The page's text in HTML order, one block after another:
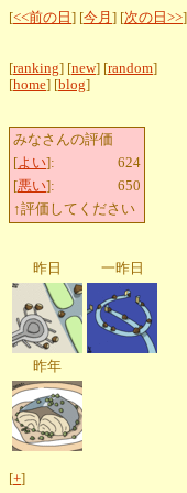
[<<前の日 ] [今月 ] [次の日>>]
[ranking] [new] [random]
[home] [blog]
みなさんの評価
[よい]:
624
[悪い]:
650
↑評価してください
昨日 一昨日
昨年
[+]